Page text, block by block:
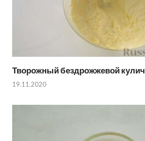
Творожный бездрожжевой кулич
19.11.2020